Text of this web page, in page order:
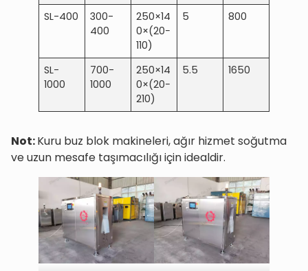
SL-400
300-
400
250×14
0×(20−
110)
5 800
SL-
1000
700-
1000
250×14
0×(20−
210)
5.5 1650
Not:Kuru buz blok makineleri, ağır hizmet soğutma
ve uzun mesafe taşımacılığı için idealdir.